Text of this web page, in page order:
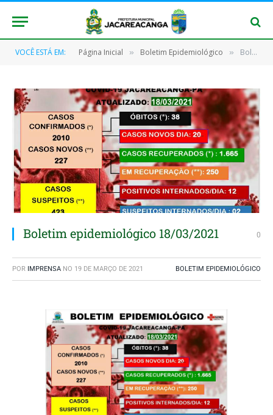
VOCÊ ESTÁ EM: Página Inicial » Boletim Epidemiológico » Boletim epidemiológico 18/03/2021
Boletim epidemiológico 18/03/2021 0
POR IMPRENSA NO 19 DE MARÇO DE 2021 BOLETIM EPIDEMIOLÓGICO